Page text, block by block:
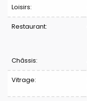
Loisirs:
Restaurant:
Châssis:
Vitrage: